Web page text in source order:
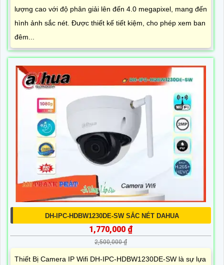
lượng cao với độ phân giải lên đến 4.0 megapixel, mang đến
hình ảnh sắc nét. Được thiết kế tiết kiệm, cho phép xem ban
đêm...
DH-IPC-HDBW1230DE-SW SẮC NÉT DAHUA
1,770,000 ₫
2,500,000 ₫
Thiết Bị Camera IP Wifi DH-IPC-HDBW1230DE-SW là sự lựa